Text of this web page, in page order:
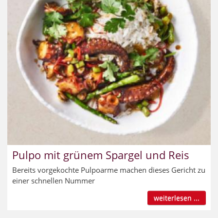
Pulpo mit grünem Spargel und Reis
Bereits vorgekochte Pulpoarme machen dieses Gericht zu
einer schnellen Nummer
weiterlesen ...